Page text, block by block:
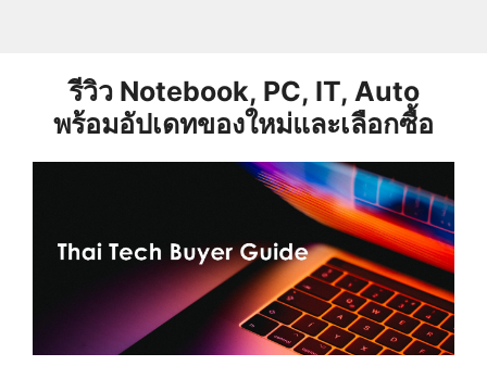
รีวิว Notebook, PC, IT, Auto
พร้อมอัปเดทของใหม่และเลือกซื้อ